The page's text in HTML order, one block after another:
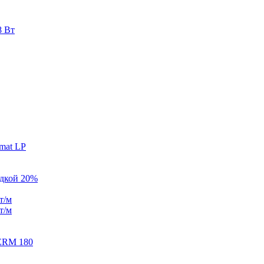
Вт
LP
20%
м
м
180